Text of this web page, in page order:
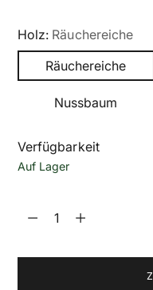
Holz: Räuchereiche
Räuchereiche
Nussbaum
Verfügbarkeit
Auf Lager
Menge